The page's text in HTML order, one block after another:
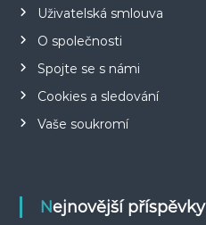
Uživatelská smlouva
O společnosti
Spojte se s námi
Cookies a sledování
Vaše soukromí
Nejnovější příspěvky